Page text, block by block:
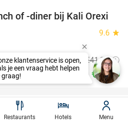
47%
of -diner bij Kali Orexi
9.6 star
Regulier €41 ,20
€21,90
25%
Mondo Verde +
Restaurants Hotels Menu